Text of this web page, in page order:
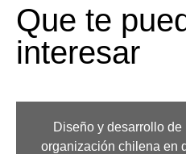
Que te
interesar
Diseño y desarrollo
organización chilena en